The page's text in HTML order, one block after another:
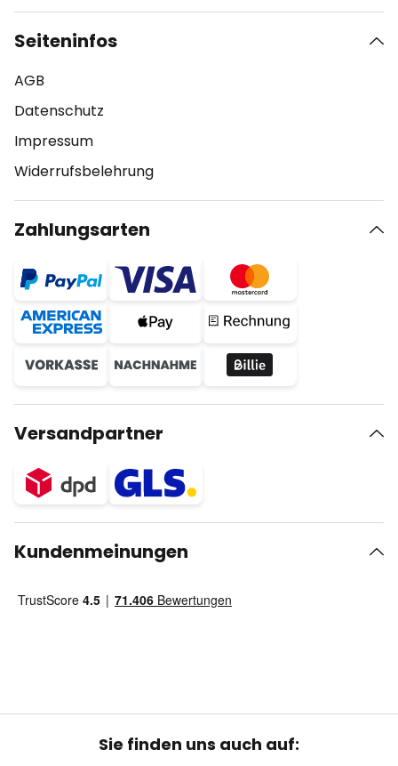
Seiteninfos
AGB
Datenschutz
Impressum
Widerrufsbelehrung
Zahlungsarten
Versandpartner
Kundenmeinungen
Sie finden uns auch auf: